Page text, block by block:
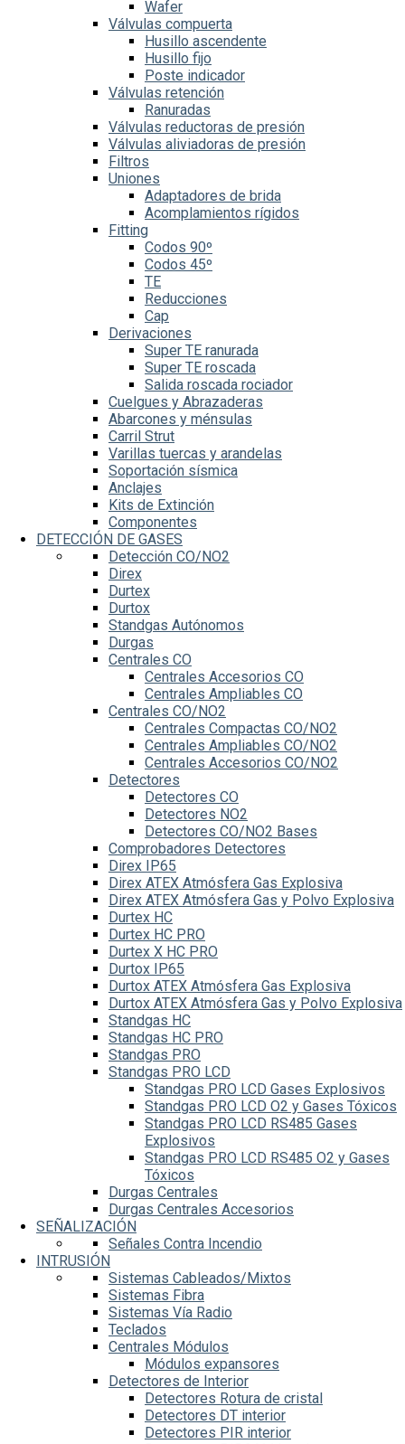
Wafer
Válvulas compuerta
Husillo ascendente
Husillo fijo
Poste indicador
Válvulas retención
Ranuradas
Válvulas reductoras de presión
Válvulas aliviadoras de presión
Filtros
Uniones
Adaptadores de brida
Acomplamientos rígidos
Fitting
Codos 90º
Codos 45º
TE
Reducciones
Cap
Derivaciones
Super TE ranurada
Super TE roscada
Salida roscada rociador
Cuelgues y Abrazaderas
Abarcones y ménsulas
Carril Strut
Varillas tuercas y arandelas
Soportación sísmica
Anclajes
Kits de Extinción
Componentes
DETECCIÓN DE GASES
Detección CO/NO2
Direx
Durtex
Durtox
Standgas Autónomos
Durgas
Centrales CO
Centrales Accesorios CO
Centrales Ampliables CO
Centrales CO/NO2
Centrales Compactas CO/NO2
Centrales Ampliables CO/NO2
Centrales Accesorios CO/NO2
Detectores
Detectores CO
Detectores NO2
Detectores CO/NO2 Bases
Comprobadores Detectores
Direx IP65
Direx ATEX Atmósfera Gas Explosiva
Direx ATEX Atmósfera Gas y Polvo Explosiva
Durtex HC
Durtex HC PRO
Durtex X HC PRO
Durtox IP65
Durtox ATEX Atmósfera Gas Explosiva
Durtox ATEX Atmósfera Gas y Polvo Explosiva
Standgas HC
Standgas HC PRO
Standgas PRO
Standgas PRO LCD
Standgas PRO LCD Gases Explosivos
Standgas PRO LCD O2 y Gases Tóxicos
Standgas PRO LCD RS485 Gases
Explosivos
Standgas PRO LCD RS485 O2 y Gases
Tóxicos
Durgas Centrales
Durgas Centrales Accesorios
SEÑALIZACIÓN
Señales Contra Incendio
INTRUSIÓN
Sistemas Cableados/Mixtos
Sistemas Fibra
Sistemas Vía Radio
Teclados
Centrales Módulos
Módulos expansores
Detectores de Interior
Detectores Rotura de cristal
Detectores DT interior
Detectores PIR interior